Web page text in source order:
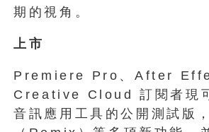
期的視角。
上市
Premiere Pro、After
Creative Cloud 訂閱者現
音訊應用工具的公開測試版